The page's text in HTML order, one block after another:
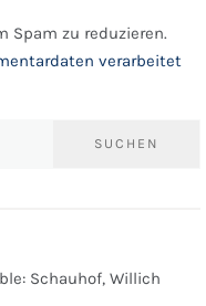
Spam zu reduzieren.
verarbeitet
Schauhof, Willich